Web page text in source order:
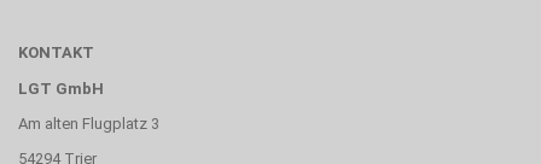
KONTAKT
LGT GmbH
Am alten Flugplatz 3
54294 Trier